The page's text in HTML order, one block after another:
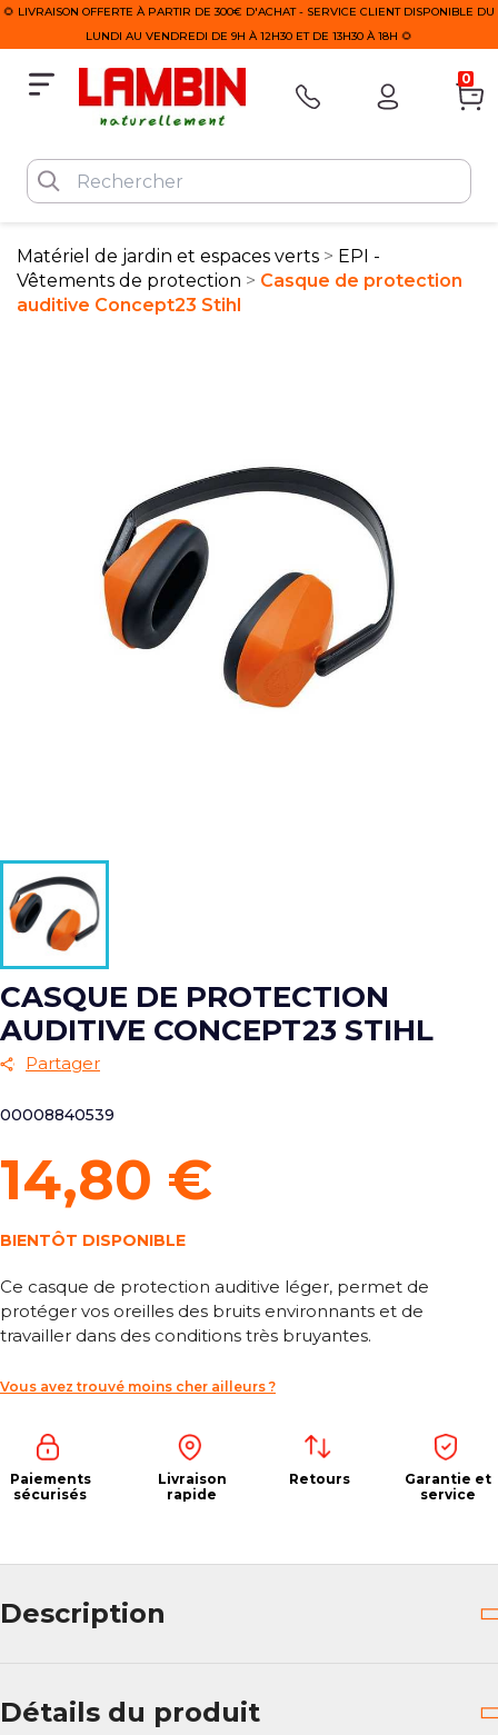
🌻 LIVRAISON OFFERTE À PARTIR DE 300€ D'ACHAT - SERVICE CLIENT DISPONIBLE DU
LUNDI AU VENDREDI DE 9H À 12H30 ET DE 13H30 À 18H 🌻
0
Matériel de jardin et espaces verts
EPI -
Vêtements de protection
Casque de protection
auditive Concept23 Stihl
CASQUE DE PROTECTION
AUDITIVE CONCEPT23 STIHL
Partager
00008840539
14,80 €
BIENTÔT DISPONIBLE
Ce casque de protection auditive léger, permet de
protéger vos oreilles des bruits environnants et de
travailler dans des conditions très bruyantes.
Vous avez trouvé moins cher ailleurs ?
Paiements
sécurisés
Livraison
rapide
Retours
Garantie et
service
Description
Détails du produit